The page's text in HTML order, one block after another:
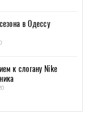
в Одессу
к слогану Nike